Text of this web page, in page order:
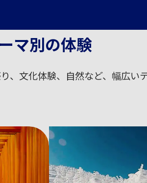
マ別の体験
、文化体験、自然など、幅広い